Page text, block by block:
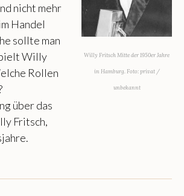
nicht mehr
Handel
sollte man
Willy
Rollen
über das
Fritsch,
Willy Fritsch Mitte der 1950er Jahre
in Hamburg. Foto: privat /
unbekannt